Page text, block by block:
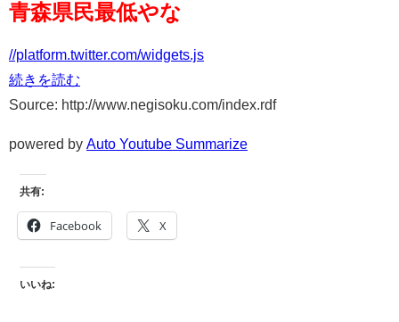
青森県民最低やな
//platform.twitter.com/widgets.js
続きを読む
Source: http://www.negisoku.com/index.rdf
powered by Auto Youtube Summarize
共有:
Facebook X
いいね: